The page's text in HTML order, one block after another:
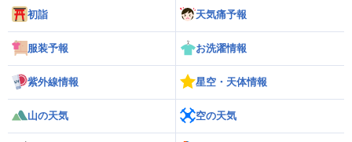
初詣 天気痛予報
服装予報 お洗濯情報
紫外線情報 星空・天体情報
山の天気 空の天気